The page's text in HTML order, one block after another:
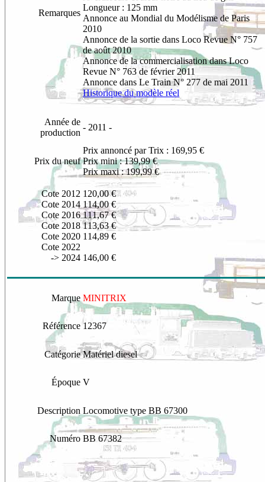
Remarques
Longueur : 125 mm
Annonce au Mondial du Modélisme de Paris
2010
Annonce de la sortie dans Loco Revue N° 757
de août 2010
Annonce de la commercialisation dans Loco
Revue N° 763 de février 2011
Annonce dans Le Train N° 277 de mai 2011
Historique du modèle réel
Année de
production
- 2011 -
Prix du neuf
Prix annoncé par Trix : 169,95 €
Prix mini : 139,99 €
Prix maxi : 199,99 €
Cote 2012
Cote 2014
Cote 2016
Cote 2018
Cote 2020
Cote 2022
-> 2024
120,00 €
114,00 €
111,67 €
113,63 €
114,89 €
146,00 €
Marque MINITRIX
Référence 12367
Catégorie Matériel diesel
Époque V
Description Locomotive type BB 67300
Numéro BB 67382